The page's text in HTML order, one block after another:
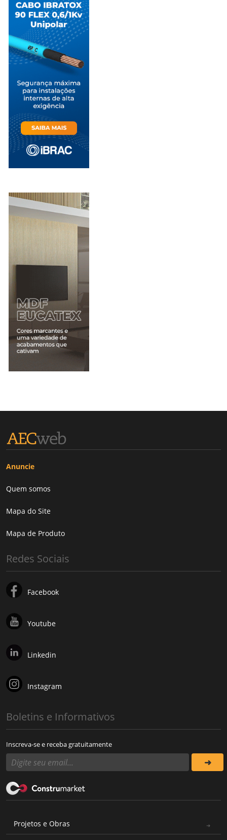
Anuncie
Quem somos
Mapa do Site
Mapa de Produto
Redes Sociais
Facebook
Youtube
Linkedin
Instagram
Boletins e Informativos
Inscreva-se e receba gratuitamente
Projetos e Obras